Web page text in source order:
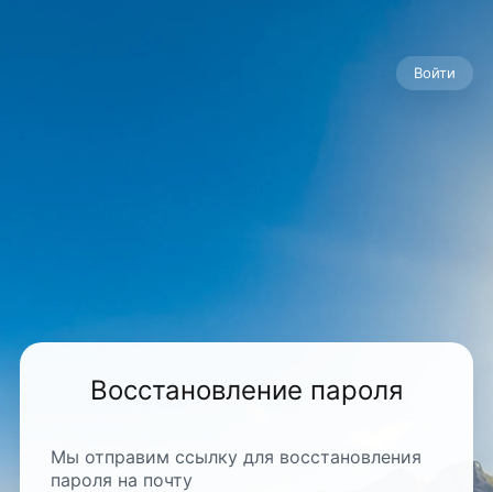
Войти
Восстановление пароля
Мы отправим ссылку для восстановления
пароля на почту